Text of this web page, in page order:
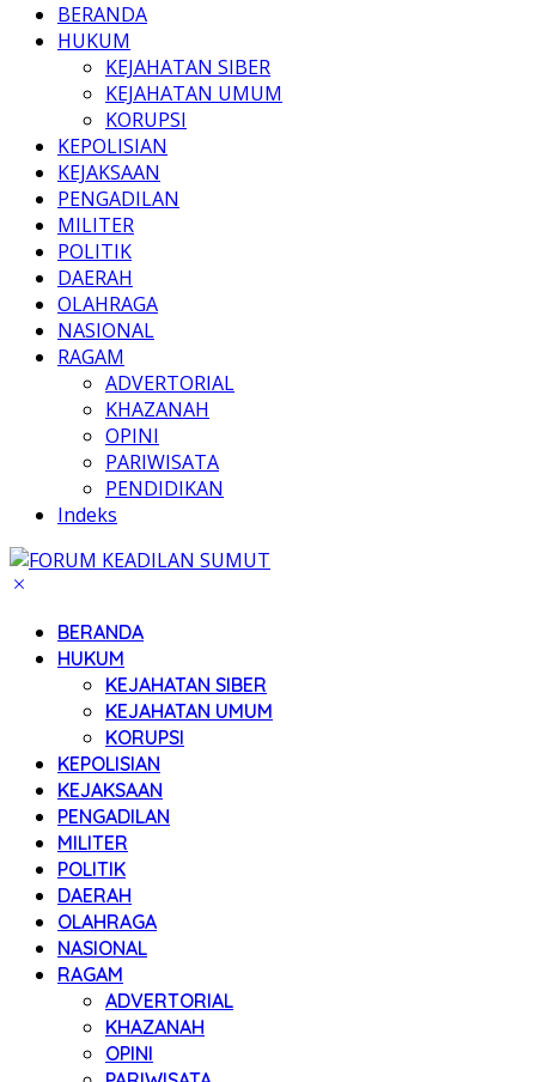
BERANDA
HUKUM
KEJAHATAN SIBER
KEJAHATAN UMUM
KORUPSI
KEPOLISIAN
KEJAKSAAN
PENGADILAN
MILITER
POLITIK
DAERAH
OLAHRAGA
NASIONAL
RAGAM
ADVERTORIAL
KHAZANAH
OPINI
PARIWISATA
PENDIDIKAN
Indeks
BERANDA
HUKUM
KEJAHATAN SIBER
KEJAHATAN UMUM
KORUPSI
KEPOLISIAN
KEJAKSAAN
PENGADILAN
MILITER
POLITIK
DAERAH
OLAHRAGA
NASIONAL
RAGAM
ADVERTORIAL
KHAZANAH
OPINI